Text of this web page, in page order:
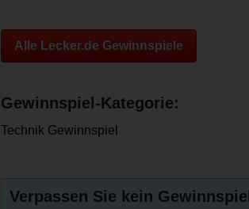
Alle Lecker.de Gewinnspiele
Gewinnspiel-Kategorie:
Technik Gewinnspiel
Verpassen Sie kein